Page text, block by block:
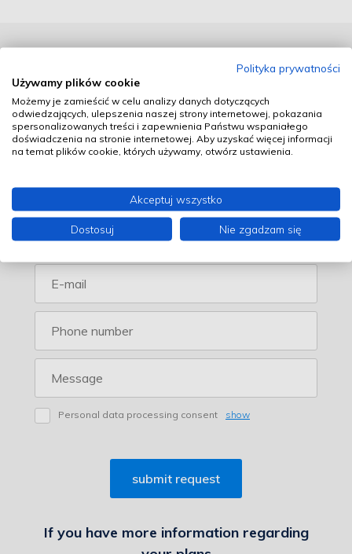
If you are looking for a designer and reliable
contractor for an office building, hall or
commercial building, you are in the right place.
Let's meet and discuss your plans.
Personal data processing consent show
If you have more information regarding
Polityka prywatności
Używamy plików cookie
Możemy je zamieścić w celu analizy danych dotyczących
odwiedzających, ulepszenia naszej strony internetowej, pokazania
spersonalizowanych treści i zapewnienia Państwu wspaniałego
doświadczenia na stronie internetowej. Aby uzyskać więcej informacji
na temat plików cookie, których używamy, otwórz ustawienia.
Akceptuj wszystko
Dostosuj Nie zgadzam się